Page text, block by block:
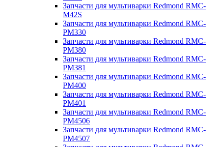
Запчасти для мультиварки Redmond RMC-
M42S
Запчасти для мультиварки Redmond RMC-
PM330
Запчасти для мультиварки Redmond RMC-
PM380
Запчасти для мультиварки Redmond RMC-
PM381
Запчасти для мультиварки Redmond RMC-
PM400
Запчасти для мультиварки Redmond RMC-
PM401
Запчасти для мультиварки Redmond RMC-
PM4506
Запчасти для мультиварки Redmond RMC-
PM4507